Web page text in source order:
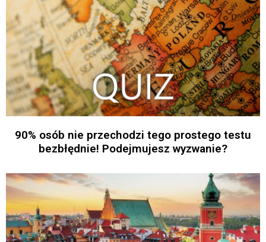
90% osób nie przechodzi tego prostego testu
bezbłędnie! Podejmujesz wyzwanie?